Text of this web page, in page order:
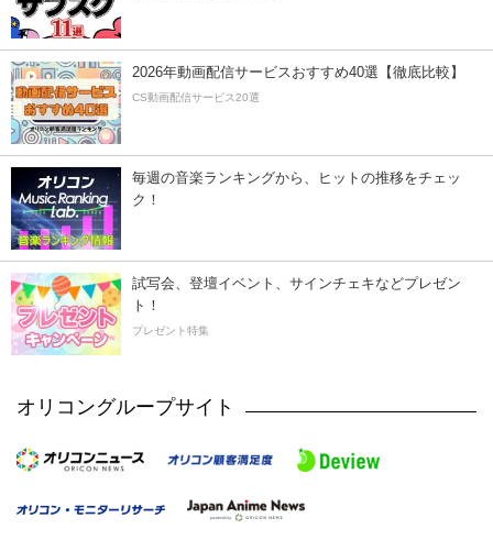
2026年動画配信サービスおすすめ40選【徹底比較】
CS動画配信サービス20選
毎週の音楽ランキングから、ヒットの推移をチェッ
ク！
試写会、登壇イベント、サインチェキなどプレゼン
ト！
プレゼント特集
オリコングループサイト